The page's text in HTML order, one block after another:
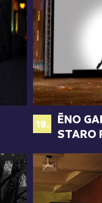
18.
ĒNO
STARO